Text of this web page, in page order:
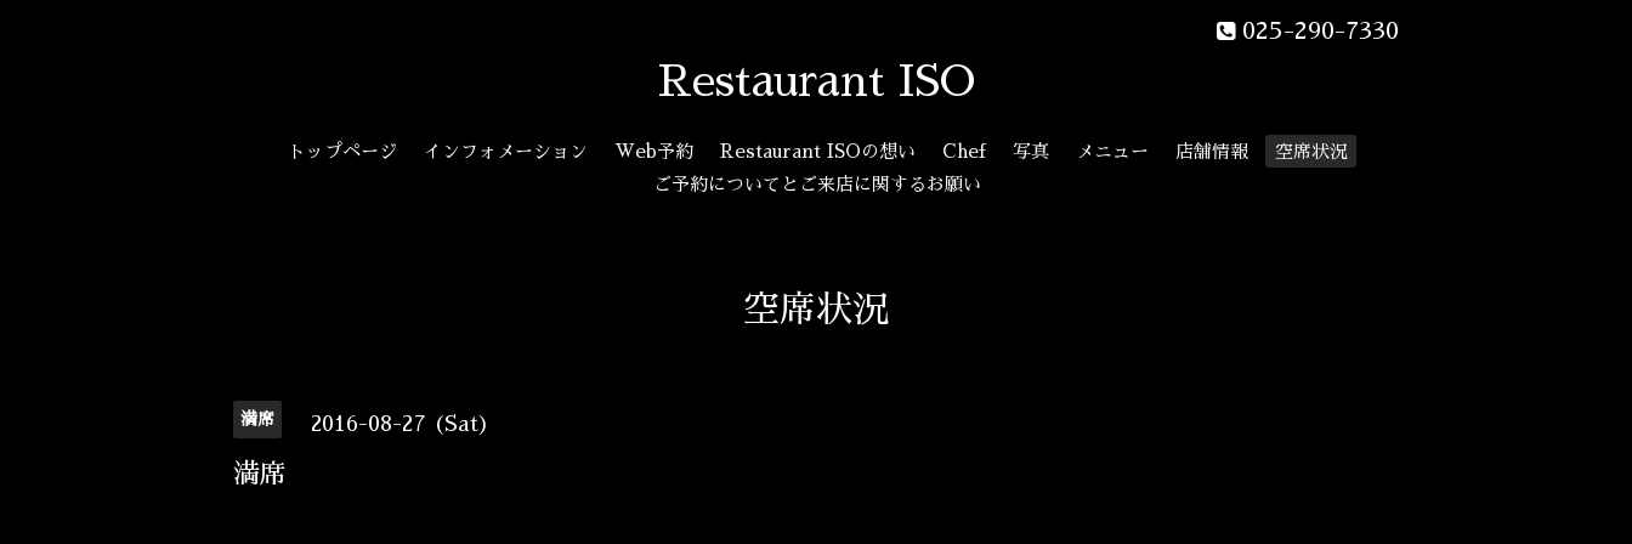
025-290-7330
Restaurant ISO
トップページ インフォメーション Web予約 Restaurant ISOの想い Chef 写真 メニュー 店舗情報
空席状況
ご予約についてとご来店に関するお願い
空席状況
満席 2016-08-27 (Sat)
満席